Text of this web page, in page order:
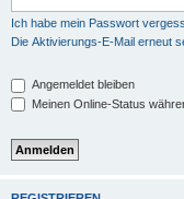
Ich habe mein Passwort
Die Aktivierungs-E-Mail erneut
Angemeldet bleiben
Meinen Online-Status